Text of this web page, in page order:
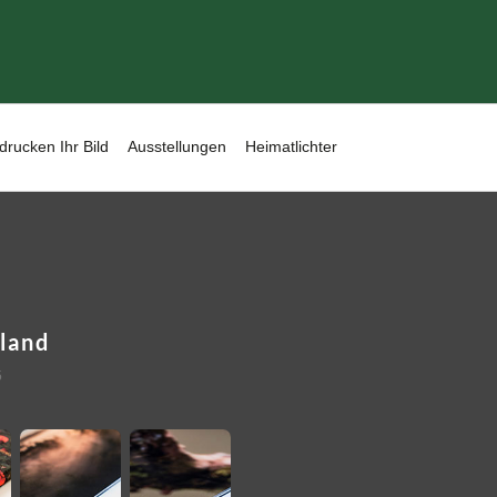
Ihr Bild Ausstellungen Heimatlichter